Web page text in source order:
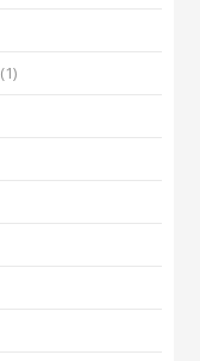
(1)